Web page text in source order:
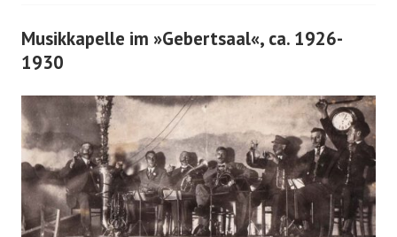
Musikkapelle im »Gebertsaal«, ca. 1926-
1930